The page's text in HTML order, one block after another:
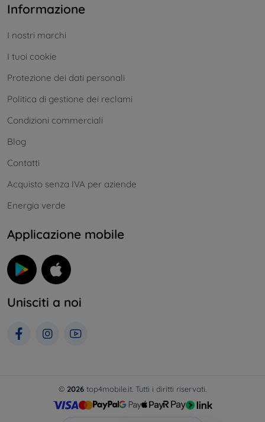
Informazione
I nostri marchi
I tuoi cookie
Protezione dei dati personali
Politica di gestione dei reclami
Condizioni commerciali
Blog
Contatti
Acquisto senza IVA per aziende
Energia verde
Applicazione mobile
Unisciti a noi
© 2026 top4mobile.it. Tutti i diritti riservati.